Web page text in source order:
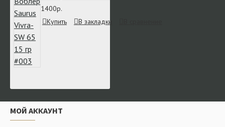
1400р.
Купить
В закладки
МОЙ АККАУНТ